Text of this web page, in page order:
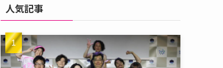
人気記事